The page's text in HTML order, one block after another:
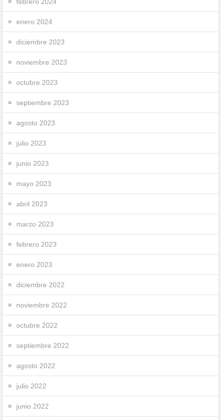
enero 2024
diciembre 2023
noviembre 2023
octubre 2023
septiembre 2023
agosto 2023
julio 2023
junio 2023
mayo 2023
abril 2023
marzo 2023
febrero 2023
enero 2023
diciembre 2022
noviembre 2022
octubre 2022
septiembre 2022
agosto 2022
julio 2022
junio 2022